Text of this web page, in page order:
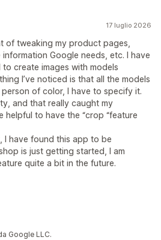
17 luglio 2026
of tweaking my product pages,
Google needs, etc. I have
to create images with models
I’ve noticed is that all the models
person of color, I have to specify it.
and that really caught my
helpful to have the “crop “feature
I have found this app to be
is just getting started, I am
quite a bit in the future.
Google LLC.